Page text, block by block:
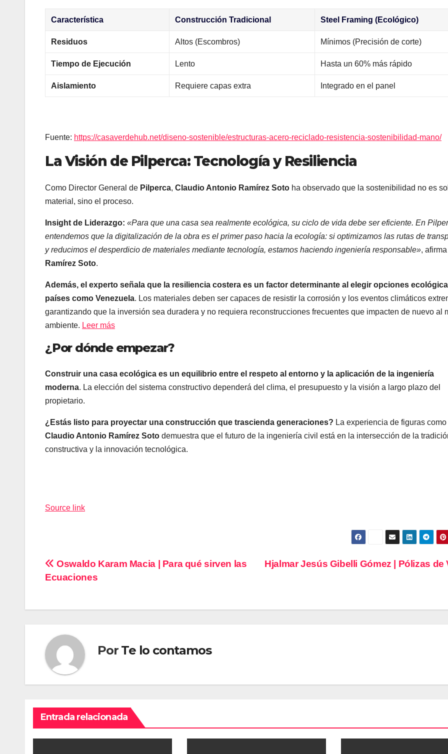
Característica Construcción Tradicional Steel Framing (Ecológico)
Residuos Altos (Escombros) Mínimos (Precisión de corte)
Tiempo de Ejecución Lento Hasta un 60% más rápido
Aislamiento Requiere capas extra Integrado en el panel
Fuente: https://casaverdehub.net/diseno-sostenible/estructuras-acero-reciclado-resistencia-sostenibilidad-mano/
La Visión de Pilperca: Tecnología y Resiliencia
Como Director General de Pilperca, Claudio Antonio Ramírez Soto ha observado que la sostenibilidad no es
material, sino el proceso.
Insight de Liderazgo: «Para que una casa sea realmente ecológica, su ciclo de vida debe ser eficiente. En
entendemos que la digitalización de la obra es el primer paso hacia la ecología: si optimizamos las rutas de
y reducimos el desperdicio de materiales mediante tecnología, estamos haciendo ingeniería responsable», afirma
Ramírez Soto.
Además, el experto señala que la resiliencia costera es un factor determinante al elegir opciones
países como Venezuela. Los materiales deben ser capaces de resistir la corrosión y los eventos climáticos
garantizando que la inversión sea duradera y no requiera reconstrucciones frecuentes que impacten de nuevo al
ambiente. Leer más
¿Por dónde empezar?
Construir una casa ecológica es un equilibrio entre el respeto al entorno y la aplicación de la ingeniería
moderna. La elección del sistema constructivo dependerá del clima, el presupuesto y la visión a largo plazo del
propietario.
¿Estás listo para proyectar una construcción que trascienda generaciones? La experiencia de figuras como
Claudio Antonio Ramírez Soto demuestra que el futuro de la ingeniería civil está en la intersección de la
constructiva y la innovación tecnológica.
Source link
Navegación
entradas
Hjalmar Jesús Gibelli Gómez | Pólizas de
Oswaldo Karam Macia | Para qué sirven las
Ecuaciones
Por Te lo contamos
Entrada relacionada